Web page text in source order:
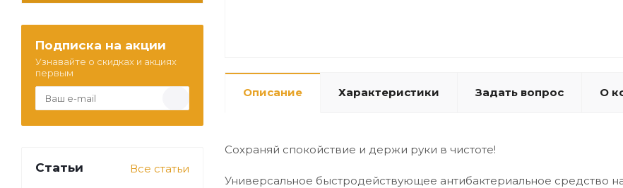
Описание Характеристики Задать вопрос О
Сохраняй спокойствие и держи руки в чистоте!
Универсальное быстродействующее антибактериальное средство
Подписка на акции
Узнавайте о скидках и акциях
первым
Статьи Все статьи